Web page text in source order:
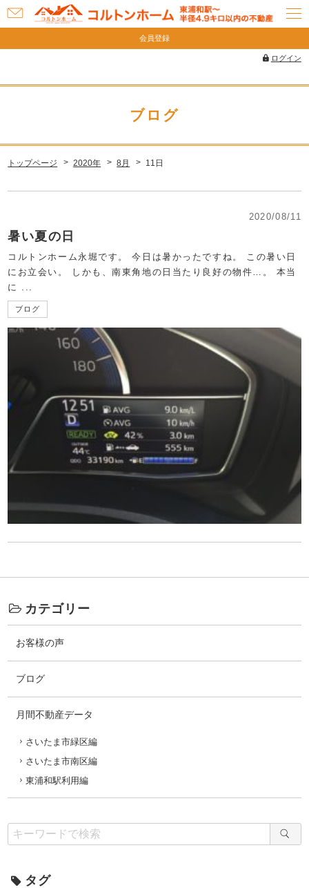
会員登録
ログイン
お
問
ブログ
トップページ 2020年 8月 11日
2020/08/11
暑い夏の日
コルトンホーム永堀です。 今日は暑かったですね。 この暑い日
にお立会い。 しかも、南東角地の日当たり良好の物件…。 本当
に ...
ブログ
カテゴリー
お客様の声
ブログ
月間不動産データ
さいたま市緑区編
さいたま市南区編
東浦和駅利用編
タグ